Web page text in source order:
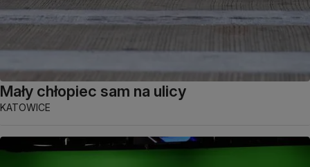
Mały chłopiec sam na ulicy
KATOWICE